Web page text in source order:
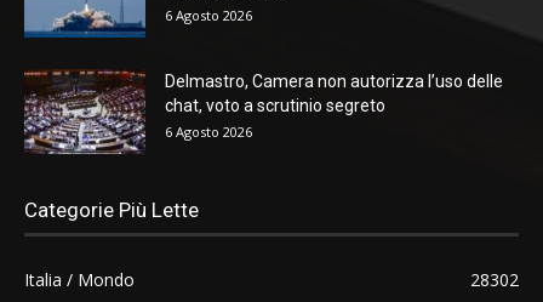
6 Agosto 2026
Delmastro, Camera non autorizza l’uso delle
chat, voto a scrutinio segreto
6 Agosto 2026
Categorie Più Lette
Italia / Mondo
28302